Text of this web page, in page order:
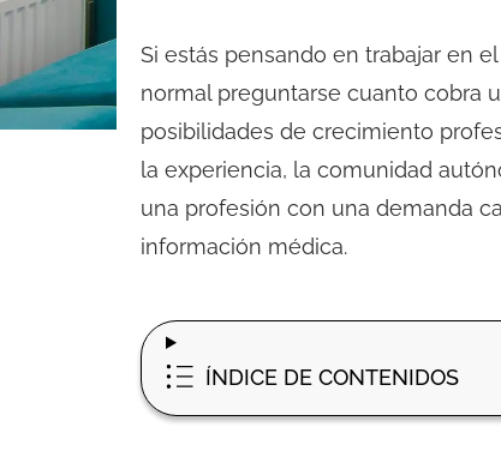
Si estás pensando en trabajar en
normal preguntarse cuanto cobra
posibilidades de crecimiento
la experiencia, la comunidad
una profesión con una demanda
información médica.
ÍNDICE DE CONTENIDOS